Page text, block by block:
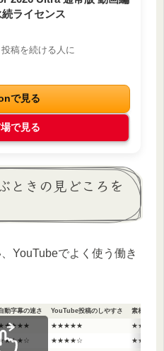
ライセンス
稿を続ける人に
で見る
で見る
ときの見どころを
YouTubeでよく使う働き
動字幕の速さ YouTube投稿のしやすさ 素材の多さ
★★★★★ ★★★★★
★★★★☆ ★★★★★